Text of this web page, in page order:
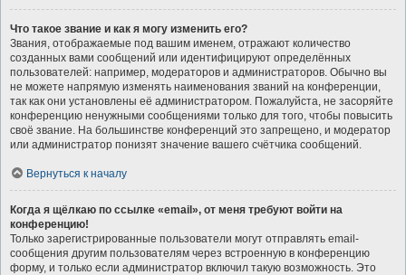
Что такое звание и как я могу изменить его?
Звания, отображаемые под вашим именем, отражают количество
созданных вами сообщений или идентифицируют определённых
пользователей: например, модераторов и администраторов. Обычно вы
не можете напрямую изменять наименования званий на конференции,
так как они установлены её администратором. Пожалуйста, не засоряйте
конференцию ненужными сообщениями только для того, чтобы повысить
своё звание. На большинстве конференций это запрещено, и модератор
или администратор понизят значение вашего счётчика сообщений.
Вернуться к началу
Когда я щёлкаю по ссылке «email», от меня требуют войти на
конференцию!
Только зарегистрированные пользователи могут отправлять email-
сообщения другим пользователям через встроенную в конференцию
форму, и только если администратор включил такую возможность. Это